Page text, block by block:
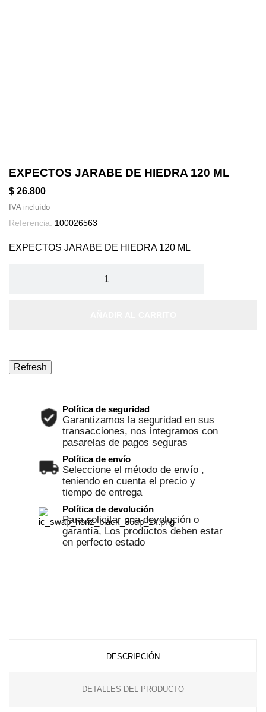
EXPECTOS JARABE DE HIEDRA 120 ML
$ 26.800
IVA incluído
Referencia: 100026563
EXPECTOS JARABE DE HIEDRA 120 ML
Política de seguridad
Garantizamos la seguridad en sus
transacciones, nos integramos con
pasarelas de pagos seguras
Política de envío
Seleccione el método de envío ,
teniendo en cuenta el precio y
tiempo de entrega
Política de devolución
Para solicitar una devolución o
garantía, Los productos deben estar
en perfecto estado
DESCRIPCIÓN
DETALLES DEL PRODUCTO